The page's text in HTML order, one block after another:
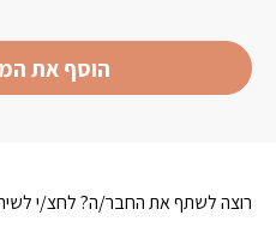
הוסף את
רוצה לשתף את החבר/ה? לחצ/י